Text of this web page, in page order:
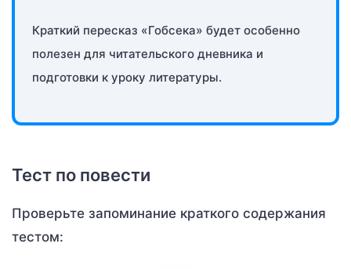
Краткий пересказ «Гобсека» будет особенно
полезен для читательского дневника и
подготовки к уроку литературы.
Тест по повести
Проверьте запоминание краткого содержания
тестом: